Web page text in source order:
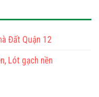
Đất Quận 12
Lót gạch nền